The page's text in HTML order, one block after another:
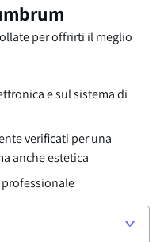
per offrirti il meglio
e sul sistema di
verificati per una
anche estetica